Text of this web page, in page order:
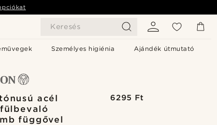
Keresés
Személyes higiénia Ajándék útmutató
acél
függővel
6295 Ft